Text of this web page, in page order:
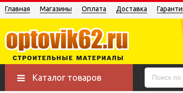
Главная Магазины Оплата Доставка
Каталог товаров